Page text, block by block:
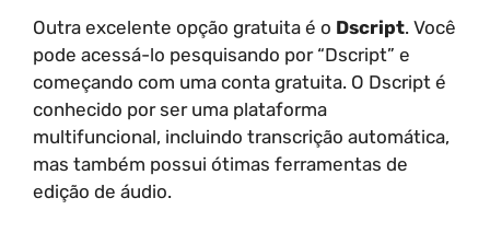
Outra excelente opção gratuita é o Dscript. Você
pode acessá-lo pesquisando por “Dscript” e
começando com uma conta gratuita. O Dscript é
conhecido por ser uma plataforma
multifuncional, incluindo transcrição automática,
mas também possui ótimas ferramentas de
edição de áudio.